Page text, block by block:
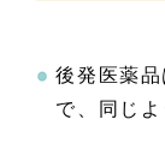
後発医薬
で、同じ